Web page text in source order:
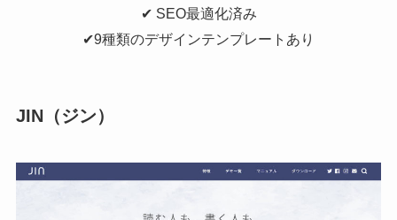
✔︎ SEO最適化済み
✔︎9種類のデザインテンプレートあり
JIN（ジン）